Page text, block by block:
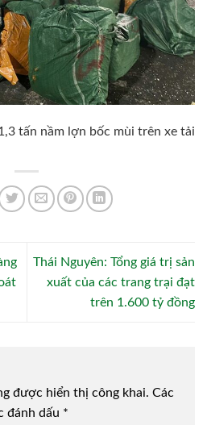
tấn nầm lợn bốc mùi trên xe tải
Thái Nguyên: Tổng giá trị sản
xuất của các trang trại đạt
trên 1.600 tỷ đồng
được hiển thị công khai. Các
đánh dấu *